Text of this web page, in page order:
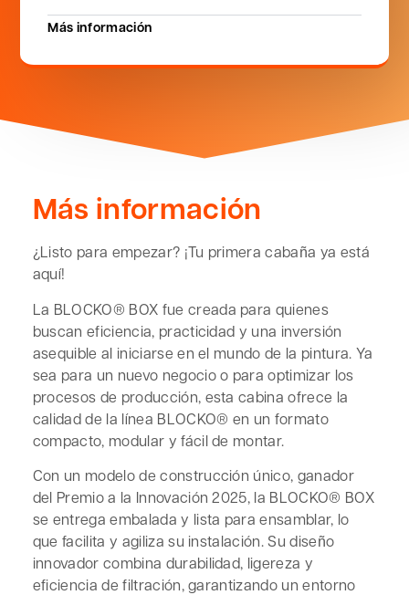
Más información
Más información
¿Listo para empezar? ¡Tu primera cabaña ya está
aquí!
La BLOCKO® BOX fue creada para quienes
buscan eficiencia, practicidad y una inversión
asequible al iniciarse en el mundo de la pintura. Ya
sea para un nuevo negocio o para optimizar los
procesos de producción, esta cabina ofrece la
calidad de la línea BLOCKO® en un formato
compacto, modular y fácil de montar.
Con un modelo de construcción único, ganador
del Premio a la Innovación 2025, la BLOCKO® BOX
se entrega embalada y lista para ensamblar, lo
que facilita y agiliza su instalación. Su diseño
innovador combina durabilidad, ligereza y
eficiencia de filtración, garantizando un entorno